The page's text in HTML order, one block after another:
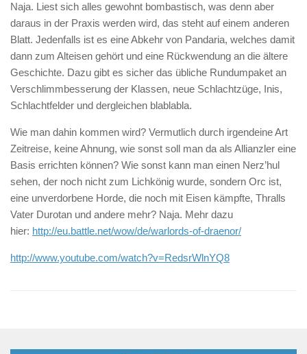
Naja. Liest sich alles gewohnt bombastisch, was denn aber
daraus in der Praxis werden wird, das steht auf einem anderen
Blatt. Jedenfalls ist es eine Abkehr von Pandaria, welches damit
dann zum Alteisen gehört und eine Rückwendung an die ältere
Geschichte. Dazu gibt es sicher das übliche Rundumpaket an
Verschlimmbesserung der Klassen, neue Schlachtzüge, Inis,
Schlachtfelder und dergleichen blablabla.
Wie man dahin kommen wird? Vermutlich durch irgendeine Art
Zeitreise, keine Ahnung, wie sonst soll man da als Allianzler eine
Basis errichten können? Wie sonst kann man einen Nerz’hul
sehen, der noch nicht zum Lichkönig wurde, sondern Orc ist,
eine unverdorbene Horde, die noch mit Eisen kämpfte, Thralls
Vater Durotan und andere mehr? Naja. Mehr dazu
hier: http://eu.battle.net/wow/de/warlords-of-draenor/
http://www.youtube.com/watch?v=RedsrWlnYQ8